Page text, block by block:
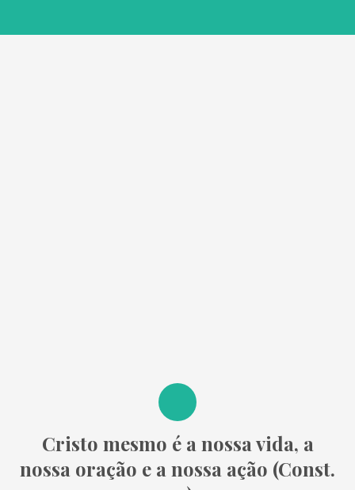
Cristo mesmo é a nossa vida, a
nossa oração e a nossa ação (Const.